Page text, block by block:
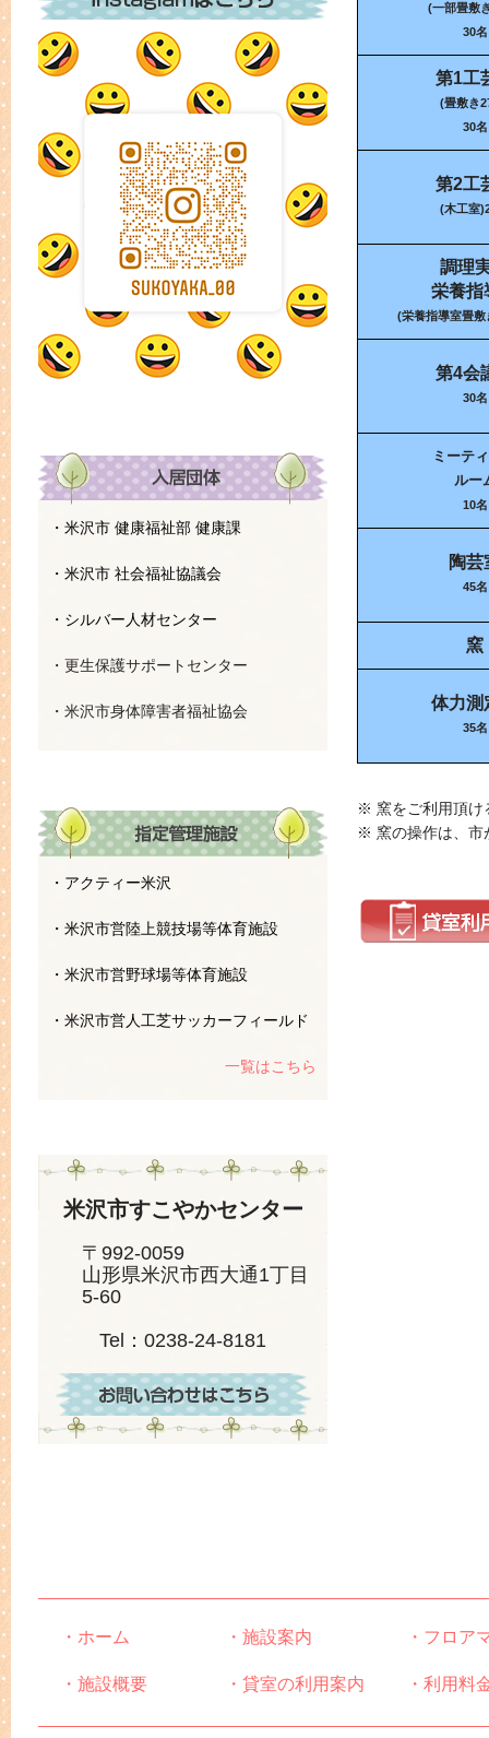
(一部畳敷
30名
第1工
(畳敷き
30名
第2工
(木工室
調理
栄養指
(栄養指導室畳敷
第4会
30名
ミーテ
ルー
10名
陶芸
45名
窯
体力測
35名
※ 窯をご利用頂け
※ 窯の操作は、市
・米沢市 健康福祉部 健康課
・米沢市 社会福祉協議会
・シルバー人材センター
・更生保護サポートセンター
・米沢市身体障害者福祉協会
・アクティー米沢
・米沢市営陸上競技場等体育施設
・米沢市営野球場等体育施設
・米沢市営人工芝サッカーフィールド
一覧はこちら
米沢市すこやかセンター
〒992-0059
山形県米沢市西大通1丁目
5-60
Tel：0238-24-8181
・ホーム
・施設概要
・施設案内
・貸室の利用案内
・フロア
・利用料